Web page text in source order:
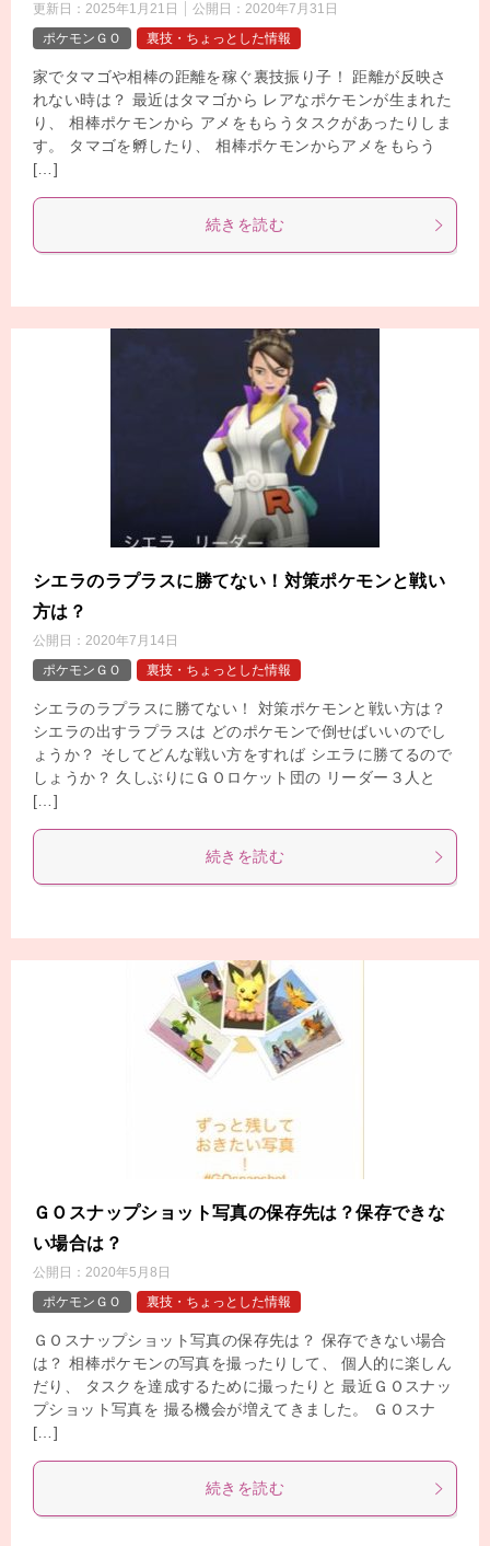
更新日： 2025年1月21日 公開日： 2020年7月31日
ポケモンＧＯ
裏技・ちょっとした情報
家でタマゴや相棒の距離を稼ぐ裏技振り子！ 距離が反映さ
れない時は？ 最近はタマゴから レアなポケモンが生まれた
り、 相棒ポケモンから アメをもらうタスクがあったりしま
す。 タマゴを孵したり、 相棒ポケモンからアメをもらう
[…]
続きを読む
シエラのラプラスに勝てない！対策ポケモンと戦い
方は？
公開日： 2020年7月14日
ポケモンＧＯ
裏技・ちょっとした情報
シエラのラプラスに勝てない！ 対策ポケモンと戦い方は？
シエラの出すラプラスは どのポケモンで倒せばいいのでし
ょうか？ そしてどんな戦い方をすれば シエラに勝てるので
しょうか？ 久しぶりにＧＯロケット団の リーダー３人と
[…]
続きを読む
ＧＯスナップショット写真の保存先は？保存できな
い場合は？
公開日： 2020年5月8日
ポケモンＧＯ
裏技・ちょっとした情報
ＧＯスナップショット写真の保存先は？ 保存できない場合
は？ 相棒ポケモンの写真を撮ったりして、 個人的に楽しん
だり、 タスクを達成するために撮ったりと 最近ＧＯスナッ
プショット写真を 撮る機会が増えてきました。 ＧＯスナ
[…]
続きを読む